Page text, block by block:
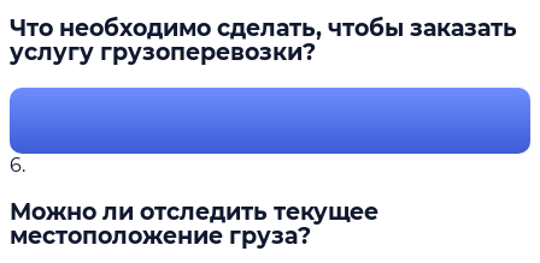
Что необходимо сделать, чтобы заказать
услугу грузоперевозки?
6.
Можно ли отследить текущее
местоположение груза?